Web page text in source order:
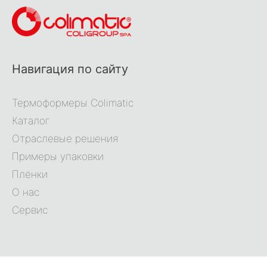
Навигация по сайту
Термоформеры Colimatic
Каталог
Отраслевые решения
Примеры упаковки
Плёнки
О нас
Сервис